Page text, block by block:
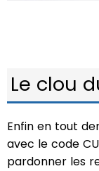
Le clou
Enfin en tout
avec le code
pardonner les